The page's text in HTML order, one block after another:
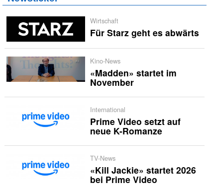
Wirtschaft
Für Starz geht es abwärts
Kino-News
«Madden» startet im
November
International
Prime Video setzt auf
neue K-Romanze
TV-News
«Kill Jackie» startet 2026
bei Prime Video